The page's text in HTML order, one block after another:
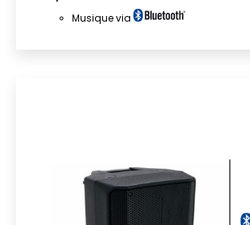
Musique via